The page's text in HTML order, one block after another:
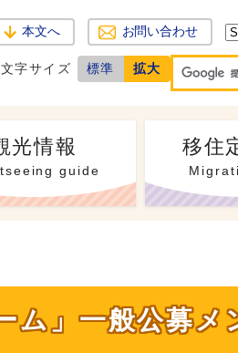
本文へ お問い合わせ
文字サイズ 標準 拡大
光情報
guide
移住
ム」一般公募